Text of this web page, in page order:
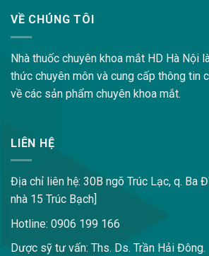
VỀ CHÚNG TÔI
Nhà thuốc chuyên khoa mắt HD Hà Nội
thức chuyên môn và cung cấp thông tin
về các sản phẩm chuyên khoa mắt.
LIÊN HỆ
Địa chỉ liên hệ: 30B ngõ Trúc Lạc, q. Ba
nhà 15 Trúc Bạch]
Hotline: 0906 199 166
Dược sỹ tư vấn: Ths. Ds. Trần Hải Đông.